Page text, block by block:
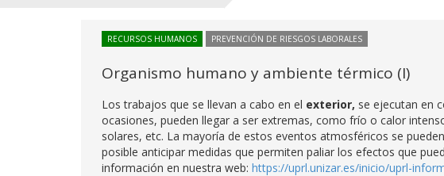
RECURSOS HUMANOS PREVENCIÓN DE RIESGOS LABORALES
Organismo humano y ambiente térmico (I)
Los trabajos que se llevan a cabo en el exterior, se ejecutan en
ocasiones, pueden llegar a ser extremas, como frío o calor
solares, etc. La mayoría de estos eventos atmosféricos se
posible anticipar medidas que permiten paliar los efectos que
información en nuestra web: https://uprl.unizar.es/inicio/uprl-